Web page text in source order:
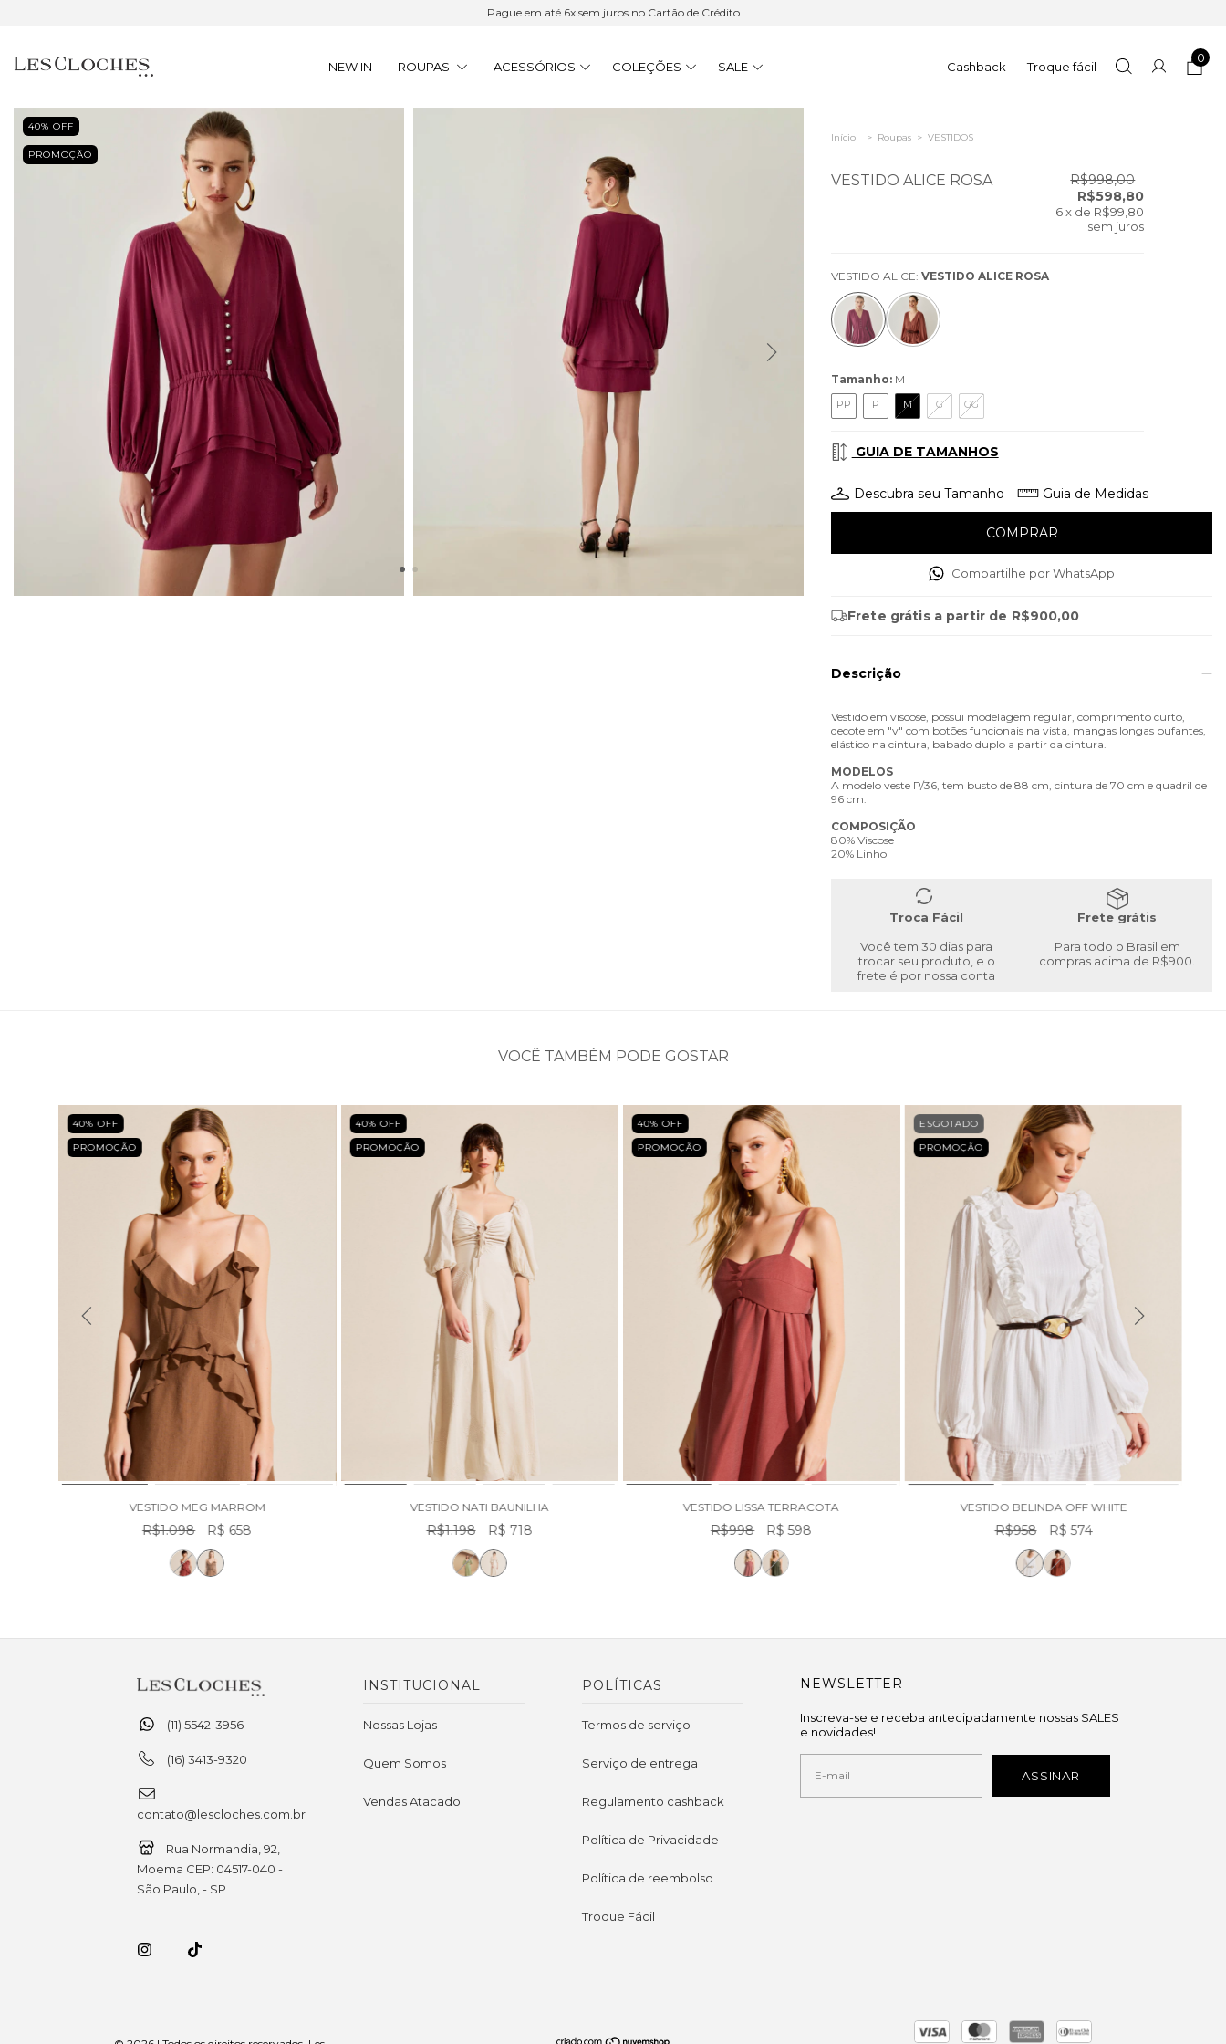
Pague em até 6x sem juros no Cartão de Crédito
NEW IN ROUPAS ACESSÓRIOS COLEÇÕES SALE Cashback Troque fácil
0
40% OFF
PROMOÇÃO
Início > Roupas > VESTIDOS
VESTIDO ALICE ROSA
R$998,00
R$598,80
6 x de R$99,80
sem juros
VESTIDO ALICE: VESTIDO ALICE ROSA
Tamanho: M
PP P M G GG
GUIA DE TAMANHOS
Descubra seu Tamanho Guia de Medidas
Compartilhe por WhatsApp
Frete grátis a partir de R$900,00
Descrição
Vestido em viscose, possui modelagem regular, comprimento curto,
decote em "v" com botões funcionais na vista, mangas longas bufantes,
elástico na cintura, babado duplo a partir da cintura.
MODELOS
A modelo veste P/36, tem busto de 88 cm, cintura de 70 cm e quadril de
96 cm.
COMPOSIÇÃO
80% Viscose
20% Linho
Troca Fácil
Você tem 30 dias para
trocar seu produto, e o
frete é por nossa conta
Frete grátis
Para todo o Brasil em
compras acima de R$900.
VOCÊ TAMBÉM PODE GOSTAR
40% OFF
PROMOÇÃO
VESTIDO MEG MARROM
R$1.098 R$ 658
40% OFF
PROMOÇÃO
VESTIDO NATI BAUNILHA
R$1.198 R$ 718
40% OFF
PROMOÇÃO
VESTIDO LISSA TERRACOTA
R$998 R$ 598
ESGOTADO
PROMOÇÃO
VESTIDO BELINDA OFF WHITE
R$958 R$ 574
(11) 5542-3956
(16) 3413-9320
contato@lescloches.com.br
Rua Normandia, 92,
Moema CEP: 04517-040 -
São Paulo, - SP
INSTITUCIONAL
Nossas Lojas
Quem Somos
Vendas Atacado
POLÍTICAS
Termos de serviço
Serviço de entrega
Regulamento cashback
Política de Privacidade
Política de reembolso
Troque Fácil
NEWSLETTER
Inscreva-se e receba antecipadamente nossas SALES
e novidades!